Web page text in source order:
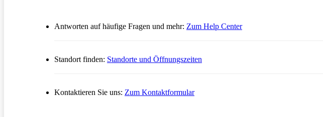
Antworten auf häufige Fragen und mehr: Zum Help CenterÖffnet in einem neuen Tab
Standort finden: Standorte und Öffnungszeiten
Kontaktieren Sie uns: Zum KontaktformularÖffnet in einem neuen Tab